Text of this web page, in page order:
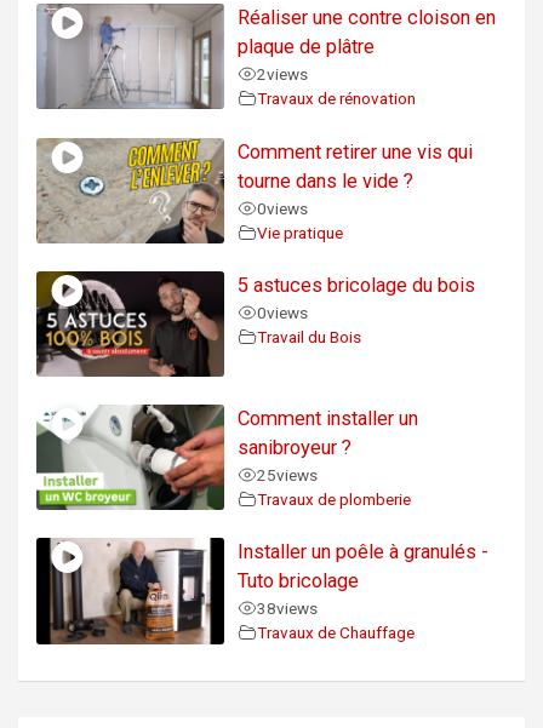
Réaliser une contre cloison en
plaque de plâtre
2views
Travaux de rénovation
Comment retirer une vis qui
tourne dans le vide ?
0views
Vie pratique
5 astuces bricolage du bois
0views
Travail du Bois
Comment installer un
sanibroyeur ?
25views
Travaux de plomberie
Installer un poêle à granulés -
Tuto bricolage
38views
Travaux de Chauffage